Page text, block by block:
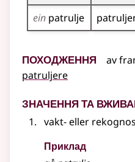
ein patrulje
Походження av
patruljere
Значення та
vakt- eller
Приклад